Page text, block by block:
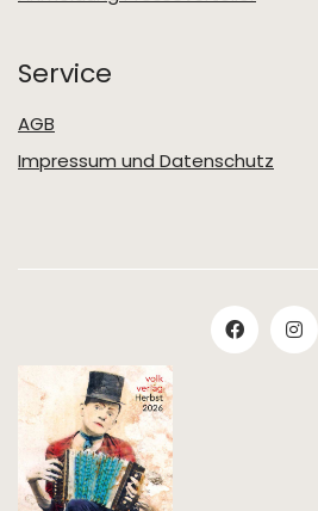
Service
AGB
Impressum und Datenschutz